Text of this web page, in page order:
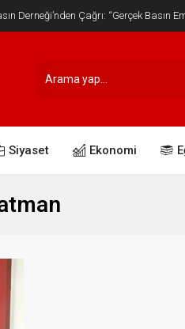
Derneği’nden Çağrı: “Gerçek Basın
Siyaset Ekonomi